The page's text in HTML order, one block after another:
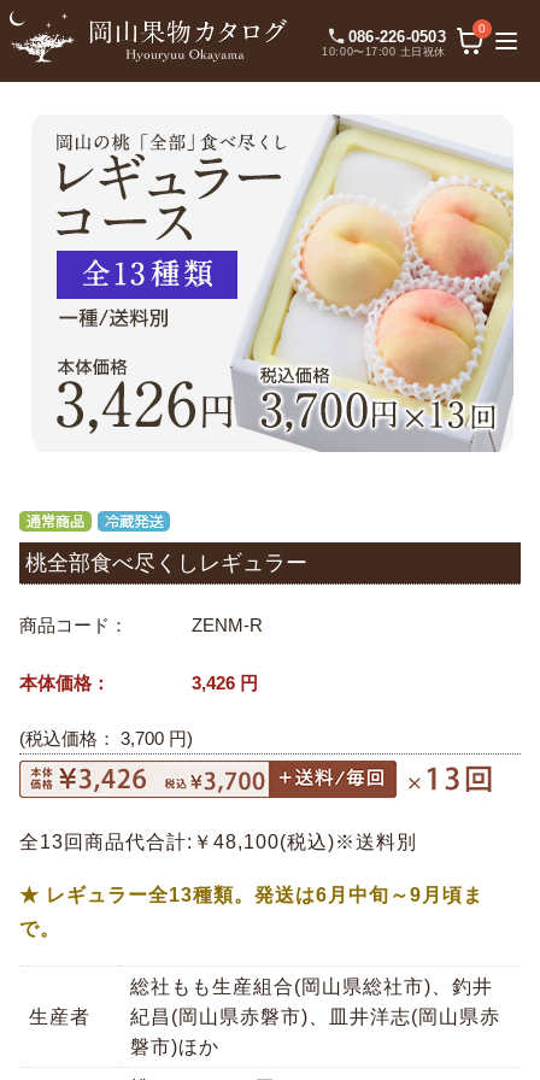
086-226-0503
10:00〜17:00 土日祝休
0
桃全部食べ尽くしレギュラー
商品コード： ZENM-R
本体価格： 3,426円
(税込価格： 3,700 円)
全13回商品代合計:￥48,100(税込)※送料別
★ レギュラー全13種類。発送は6月中旬～9月頃ま
で。
生産者
総社もも生産組合(岡山県総社市)、釣井
紀昌(岡山県赤磐市)、皿井洋志(岡山県赤
磐市)ほか